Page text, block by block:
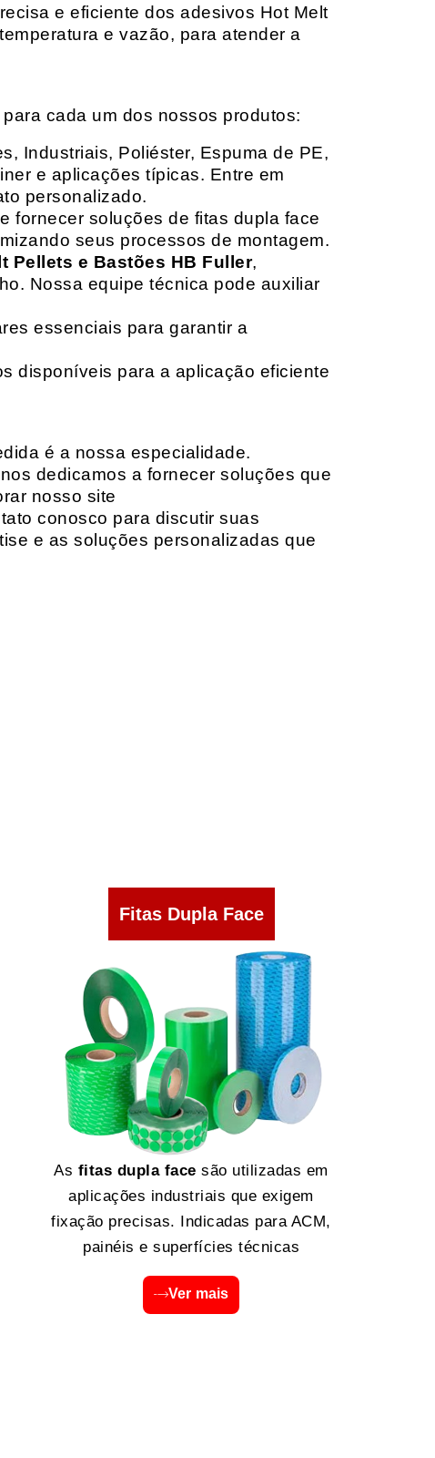
e eficiente dos adesivos Hot Melt
e vazão, para atender a
cada um dos nossos produtos:
Industriais, Poliéster, Espuma de PE,
e aplicações típicas. Entre em
personalizado.
fornecer soluções de fitas dupla face
seus processos de montagem.
Pellets e Bastões HB Fuller,
Nossa equipe técnica pode auxiliar
essenciais para garantir a
disponíveis para a aplicação eficiente
é a nossa especialidade.
dedicamos a fornecer soluções que
nosso site
conosco para discutir suas
e as soluções personalizadas que
Fitas Dupla Face
As fitas dupla face são utilizadas em
aplicações industriais que exigem
fixação precisas. Indicadas para ACM,
painéis e superfícies técnicas
Ver mais